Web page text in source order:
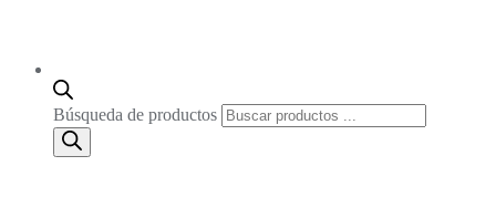
Búsqueda de productos